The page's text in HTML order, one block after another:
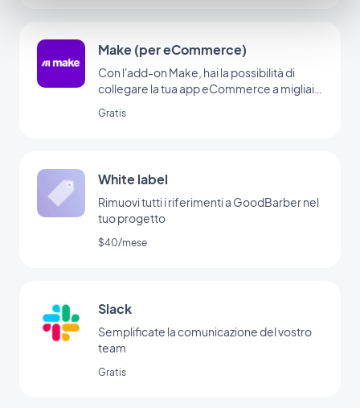
Make (per eCommerce)
Con l'add-on Make, hai la possibilità di
collegare la tua app eCommerce a migliaia
impostare le automazioni senza dover
Gratis
White label
Rimuovi tutti i riferimenti a GoodBarber nel
tuo progetto
$40/mese
Slack
Semplificate la comunicazione del vostro
team
Gratis